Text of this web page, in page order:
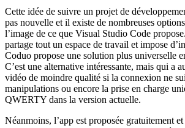
Cette idée de suivre un projet de
pas nouvelle et il existe de nombreuses
l’image de ce que Visual Studio Code
partage tout un espace de travail et impose
Coduo propose une solution plus universelle
C’est une alternative intéressante, mais qui a
vidéo de moindre qualité si la connexion ne
manipulations ou encore la prise en charge
QWERTY dans la version actuelle.
Néanmoins, l’app est proposée gratuitement